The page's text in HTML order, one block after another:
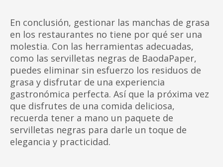
En conclusión, gestionar las manchas de grasa
en los restaurantes no tiene por qué ser una
molestia. Con las herramientas adecuadas,
como las servilletas negras de BaodaPaper,
puedes eliminar sin esfuerzo los residuos de
grasa y disfrutar de una experiencia
gastronómica perfecta. Así que la próxima vez
que disfrutes de una comida deliciosa,
recuerda tener a mano un paquete de
servilletas negras para darle un toque de
elegancia y practicidad.